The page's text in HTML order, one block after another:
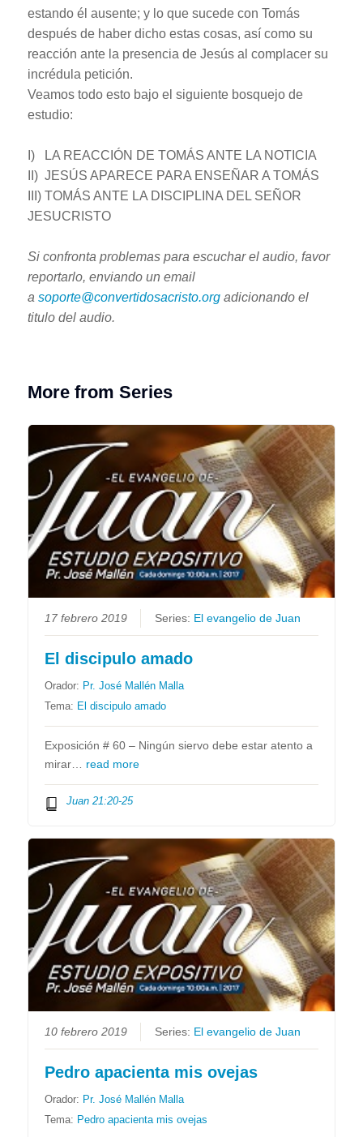
estando él ausente; y lo que sucede con Tomás
después de haber dicho estas cosas, así como su
reacción ante la presencia de Jesús al complacer su
incrédula petición.
Veamos todo esto bajo el siguiente bosquejo de
estudio:
I) LA REACCIÓN DE TOMÁS ANTE LA NOTICIA
II) JESÚS APARECE PARA ENSEÑAR A TOMÁS
III) TOMÁS ANTE LA DISCIPLINA DEL SEÑOR
JESUCRISTO
Si confronta problemas para escuchar el audio, favor
reportarlo, enviando un email
a soporte@convertidosacristo.orgadicionando el
titulo del audio.
More from Series
17 febrero 2019 Series: El evangelio de Juan
El discipulo amado
Orador: Pr. José Mallén Malla
Tema: El discipulo amado
Exposición # 60 – Ningún siervo debe estar atento a
mirar… read more
Juan 21:20-25
10 febrero 2019 Series: El evangelio de Juan
Pedro apacienta mis ovejas
Orador: Pr. José Mallén Malla
Tema: Pedro apacienta mis ovejas